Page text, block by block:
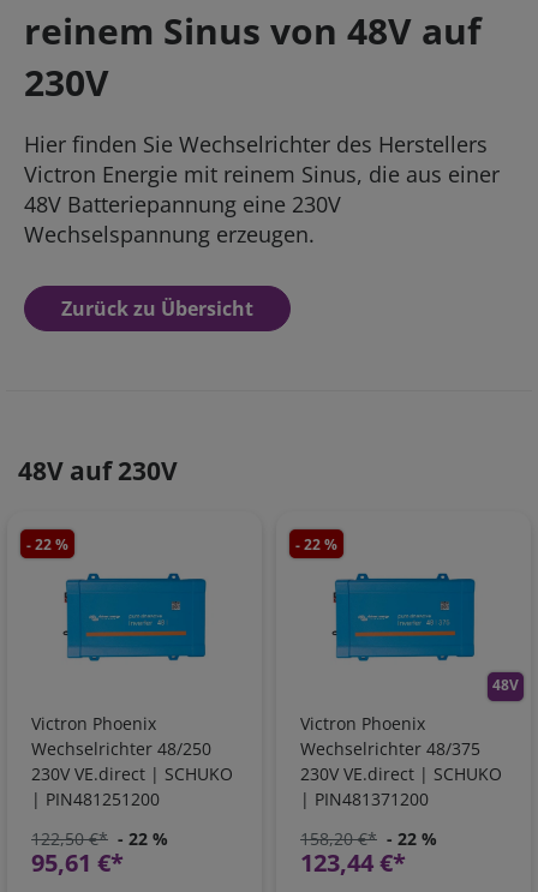
reinem Sinus von 48V auf
230V
Hier finden Sie Wechselrichter des Herstellers
Victron Energie mit reinem Sinus, die aus einer
48V Batteriepannung eine 230V
Wechselspannung erzeugen.
Zurück zu Übersicht
48V auf 230V
- 22 %
Victron Phoenix
Wechselrichter 48/250
230V VE.direct | SCHUKO
| PIN481251200
122,50 €* - 22 %
95,61 €*
48V
- 22 %
Victron Phoenix
Wechselrichter 48/375
230V VE.direct | SCHUKO
| PIN481371200
158,20 €* - 22 %
123,44 €*